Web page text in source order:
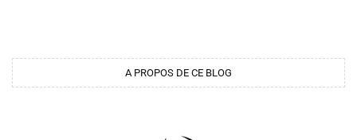
A PROPOS DE CE BLOG